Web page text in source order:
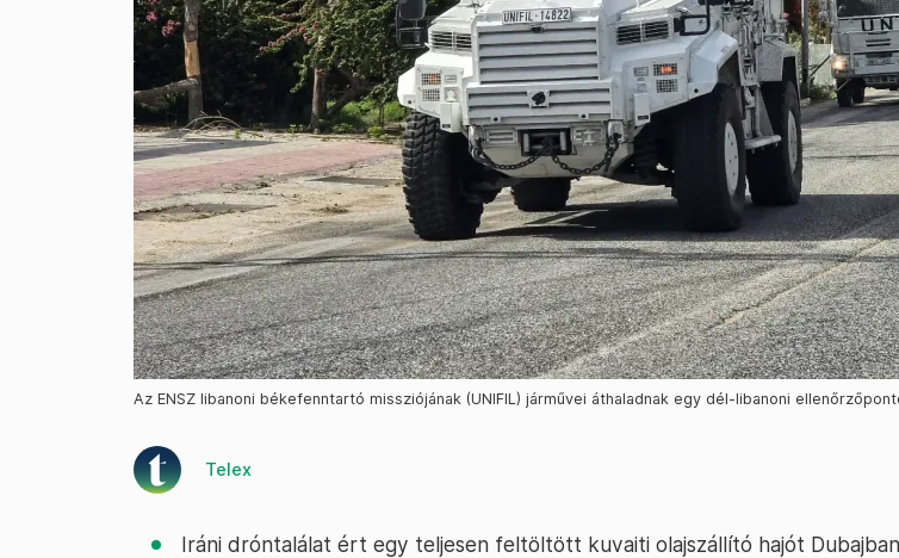
Az ENSZ libanoni békefenntartó missziójának (UNIFIL) járművei áthaladnak egy dél-libanoni
Telex
Iráni dróntalálat ért egy teljesen feltöltött kuvaiti olajszállító hajót